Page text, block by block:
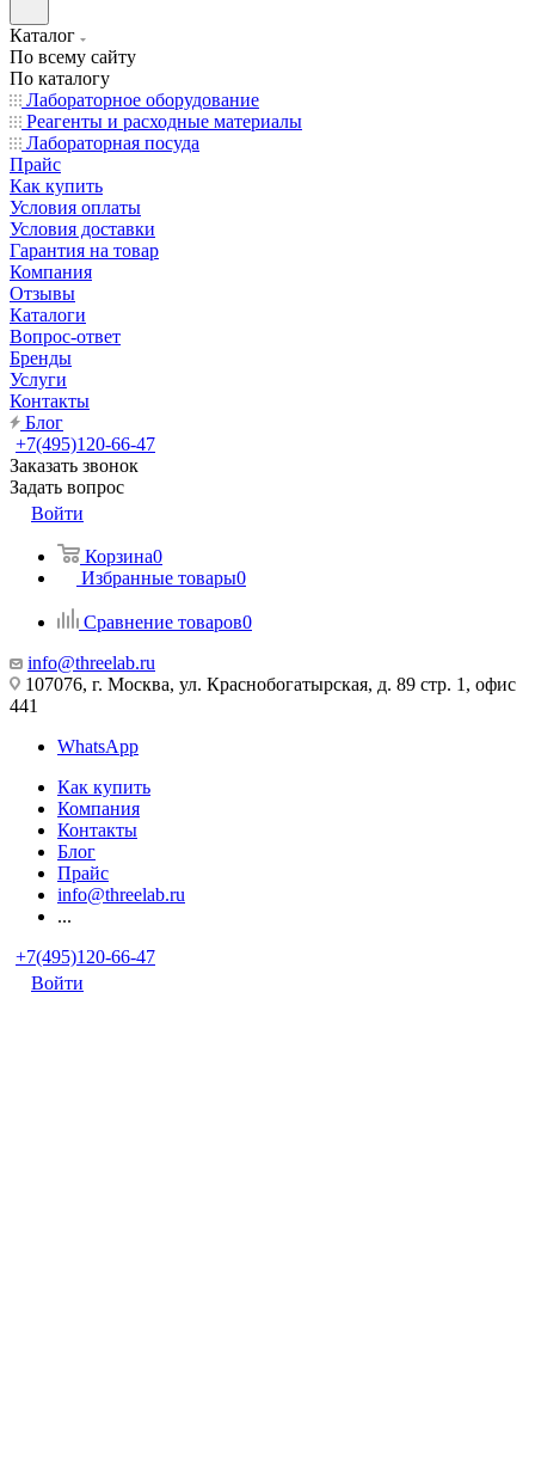
Каталог
По всему сайту
По каталогу
Лабораторное оборудование
Реагенты и расходные материалы
Лабораторная посуда
Прайс
Как купить
Условия оплаты
Условия доставки
Гарантия на товар
Компания
Отзывы
Каталоги
Вопрос-ответ
Бренды
Услуги
Контакты
Блог
+7(495)120-66-47
Заказать звонок
Задать вопрос
Войти
Корзина0
Избранные товары0
Сравнение товаров0
info@threelab.ru
107076, г. Москва, ул. Краснобогатырская, д. 89 стр. 1, офис
441
WhatsApp
Как купить
Компания
Контакты
Блог
Прайс
info@threelab.ru
...
+7(495)120-66-47
Войти